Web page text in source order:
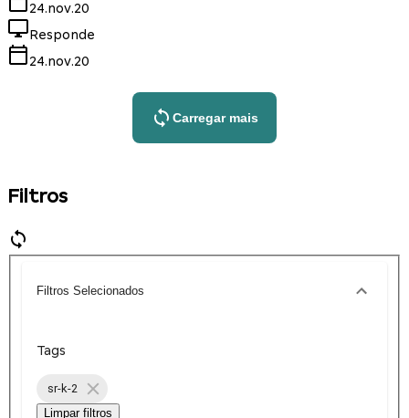
24.nov.20
Responde
24.nov.20
Carregar mais
Filtros
Filtros Selecionados
Tags
sr-k-2
Limpar filtros